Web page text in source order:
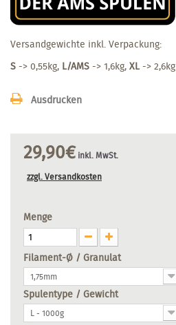
Versandgewichte inkl. Verpackung:
S -> 0,55kg, L/AMS -> 1,6kg, XL-> 2,6kg
Ausdrucken
29,90€ inkl. MwSt.
zzgl. Versandkosten
Menge
Filament-Ø / Granulat
1,75mm
Spulentype / Gewicht
L - 1000g